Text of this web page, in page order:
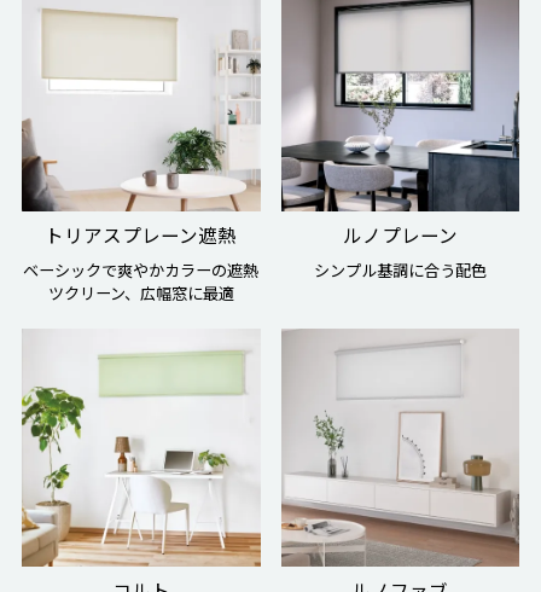
トリアスプレーン遮熱
ベーシックで爽やかカラーの遮熱
ツクリーン、広幅窓に最適
ルノプレーン
シンプル基調に合う配色